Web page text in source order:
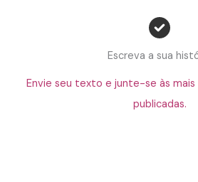
Escreva a sua
Envie seu texto e junte-se às
publicadas.